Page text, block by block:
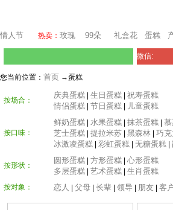
情人节 热卖： 玫瑰 99朵 礼盒花 蛋糕
微信:
您当前位置： 首页 →蛋糕
按场合：
庆典蛋糕 生日蛋糕 祝寿蛋糕
情侣蛋糕 节日蛋糕 儿童蛋糕
按口味：
鲜奶蛋糕 水果蛋糕 抹茶蛋糕
芝士蛋糕 提拉米苏 黑森林 巧
冰激凌蛋糕 彩虹蛋糕 无糖蛋糕
按形状：
圆形蛋糕 方形蛋糕 心形蛋糕
多层蛋糕 艺术蛋糕 生肖蛋糕
按对象： 恋人 父母 长辈 领导 朋友 客